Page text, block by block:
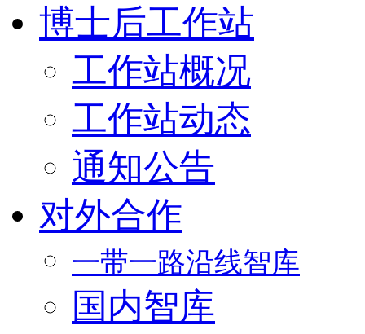
博士后工作站
工作站概况
工作站动态
通知公告
对外合作
一带一路沿线智库
国内智库